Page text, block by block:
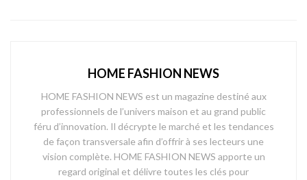
HOME FASHION NEWS
HOME FASHION NEWS est un magazine destiné aux
professionnels de l’univers maison et au grand public
féru d’innovation. Il décrypte le marché et les tendances
de façon transversale afin d’offrir à ses lecteurs une
vision complète. HOME FASHION NEWS apporte un
regard original et délivre toutes les clés pour